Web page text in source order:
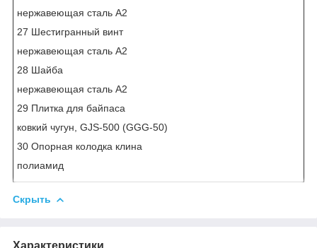
нержавеющая сталь А2
27 Шестигранный винт
нержавеющая сталь А2
28 Шайба
нержавеющая сталь А2
29 Плитка для байпаса
ковкий чугун, GJS-500 (GGG-50)
30 Опорная колодка клина
полиамид
Скрыть
Характеристики